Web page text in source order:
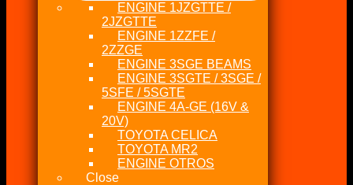
ENGINE 1JZGTTE /
2JZGTTE
ENGINE 1ZZFE /
2ZZGE
ENGINE 3SGE BEAMS
ENGINE 3SGTE / 3SGE /
5SFE / 5SGTE
ENGINE 4A-GE (16V &
20V)
TOYOTA CELICA
TOYOTA MR2
ENGINE OTROS
Close